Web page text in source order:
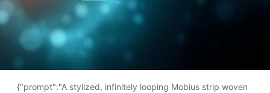
{"prompt":"A stylized, infinitely looping Mobius strip woven